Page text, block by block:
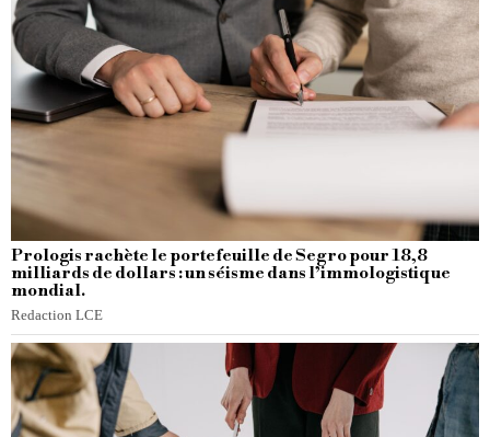
Prologis rachète le portefeuille de Segro pour 18,8
milliards de dollars : un séisme dans l’immologistique
mondial.
Redaction LCE